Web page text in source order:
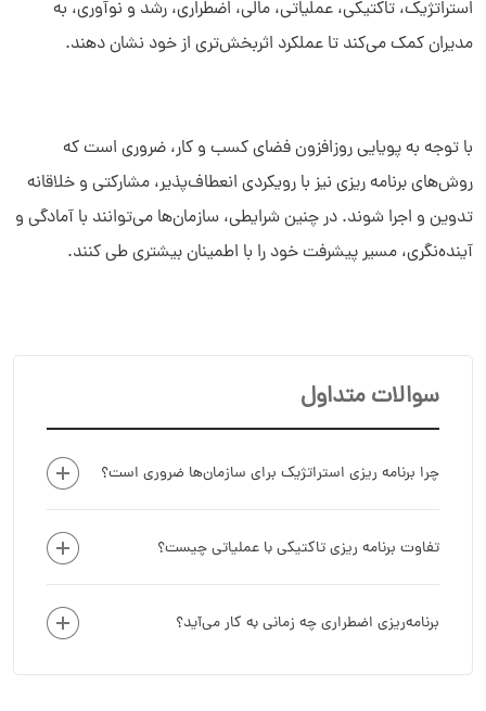
استراتژیک، تاکتیکی، عملیاتی، مالی، اضطراری، رشد و نوآوری، به
مدیران کمک می‌کند تا عملکرد اثربخش‌تری از خود نشان دهند.
با توجه به پویایی روزافزون فضای کسب و کار، ضروری است که
روش‌های برنامه ریزی نیز با رویکردی انعطاف‌پذیر، مشارکتی و خلاقانه
تدوین و اجرا شوند. در چنین شرایطی، سازمان‌ها می‌توانند با آمادگی و
آینده‌نگری، مسیر پیشرفت خود را با اطمینان بیشتری طی کنند.
سوالات متداول
چرا برنامه ‌ریزی استراتژیک برای سازمان‌ها ضروری است؟
تفاوت برنامه ‌ریزی تاکتیکی با عملیاتی چیست؟
برنامه‌‌ریزی اضطراری چه زمانی به کار می‌آید؟